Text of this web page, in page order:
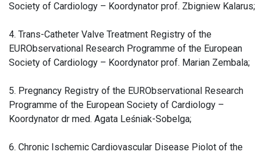
Society of Cardiology – Koordynator prof. Zbigniew Kalarus;
4. Trans-Catheter Valve Treatment Registry of the
EURObservational Research Programme of the European
Society of Cardiology – Koordynator prof. Marian Zembala;
5. Pregnancy Registry of the EURObservational Research
Programme of the European Society of Cardiology –
Koordynator dr med. Agata Leśniak-Sobelga;
6. Chronic Ischemic Cardiovascular Disease Piolot of the